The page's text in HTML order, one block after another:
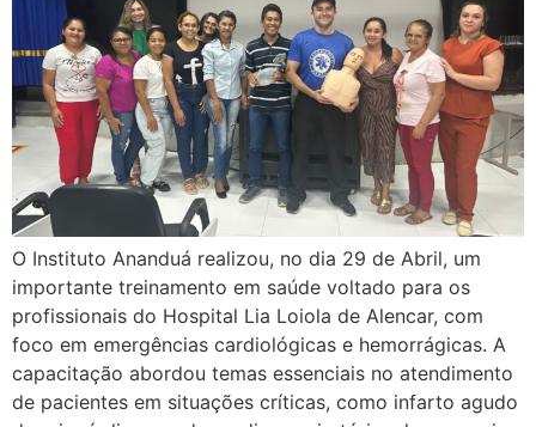
O Instituto Ananduá realizou, no dia 29 de Abril, um
importante treinamento em saúde voltado para os
profissionais do Hospital Lia Loiola de Alencar, com
foco em emergências cardiológicas e hemorrágicas. A
capacitação abordou temas essenciais no atendimento
de pacientes em situações críticas, como infarto agudo